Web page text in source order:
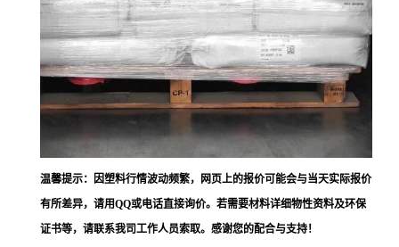
温馨提示：因塑料行情波动频繁，网页上的报价可能会与当天实际报价
有所差异，请用QQ或电话直接询价。若需要材料详细物性资料及环保
证书等，请联系我司工作人员索取。感谢您的配合与支持！